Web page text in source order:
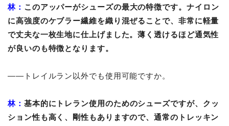
林： このアッパーがシューズの最大の特徴です。ナイロン
に高強度のケブラー繊維を織り混ぜることで、非常に軽量
で丈夫な一枚生地に仕上げました。薄く透けるほど通気性
が良いのも特徴となります。
――トレイルラン以外でも使用可能ですか。
林： 基本的にトレラン使用のためのシューズですが、クッ
ション性も高く、剛性もありますので、通常のトレッキン